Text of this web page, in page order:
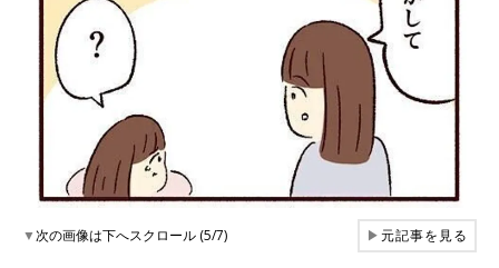
▼次の画像は下へスクロール (5/7) ▶元記事を見る